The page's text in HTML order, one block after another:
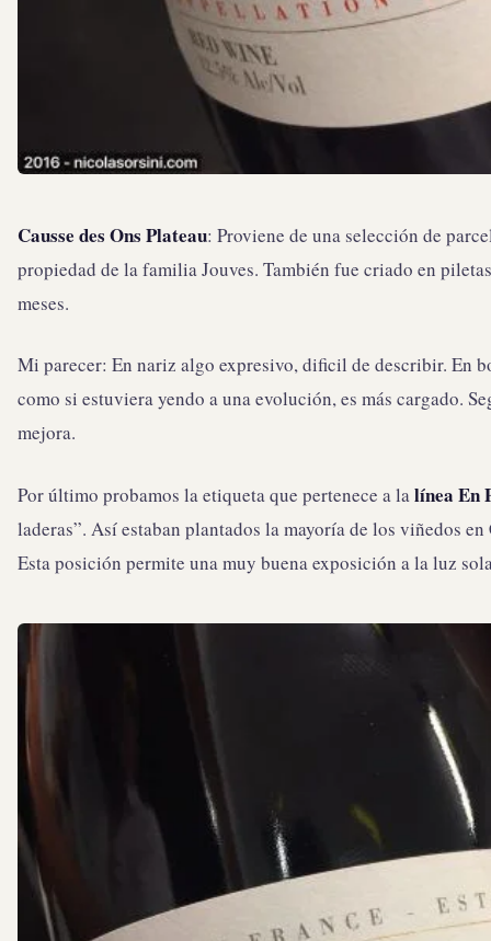
Causse des Ons Plateau: Proviene de una selección de
propiedad de la familia Jouves. También fue criado en
meses.
Mi parecer: En nariz algo expresivo, dificil de describir. En
como si estuviera yendo a una evolución, es más cargado.
mejora.
Por último probamos la etiqueta que pertenece a lalínea En
laderas”. Así estaban plantados la mayoría de los viñedos
Esta posición permite una muy buena exposición a la luz